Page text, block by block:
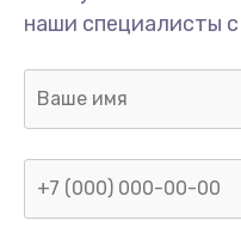
Ремонт
наши специалисты